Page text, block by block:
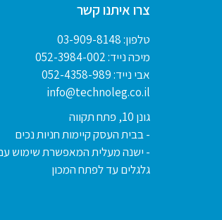
צרו איתנו קשר
טלפון:03-909-8148
מיכה נייד:052-3984-002
אבי נייד:052-4358-989
info@technoleg.co.il
גונן 10, פתח תקווה
- בבית העסק קיימות חניות נכים
- ישנה מעלית המאפשרת שימוש
גלגלים עד לפתח המכון